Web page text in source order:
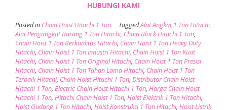
HUBUNGI KAMI
Posted in Chain Hoist Hitachi 1 Ton TaggedAlat Angkat 1 Ton Hitachi,
Alat Pengangkat Barang 1 Ton Hitachi, Chain Block Hitachi 1 Ton,
Chain Hoist 1 Ton Berkualitas Hitachi, Chain Hoist 1 Ton Heavy Duty
Hitachi, Chain Hoist 1 Ton Industri Hitachi, Chain Hoist 1 Ton Kuat
Hitachi, Chain Hoist 1 Ton Original Hitachi, Chain Hoist 1 Ton Presisi
Hitachi, Chain Hoist 1 Ton Tahan Lama Hitachi, Chain Hoist 1 Ton
Terbaik Hitachi, Chain Hoist Hitachi 1 Ton, Distributor Chain Hoist
Hitachi 1 Ton, Electric Chain Hoist Hitachi 1 Ton, Harga Chain Hoist
Hitachi 1 Ton, Hitachi Chain Hoist 1 Ton, Hoist Elektrik 1 Ton Hitachi,
Hoist Gudang 1 Ton Hitachi, Hoist Konstruksi 1 Ton Hitachi, Hoist Listrik